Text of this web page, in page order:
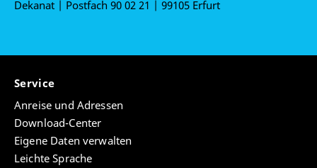
Dekanat | Postfach 90 02 21 | 99105 Erfurt
Service
Anreise und Adressen
Download-Center
Eigene Daten verwalten
Leichte Sprache